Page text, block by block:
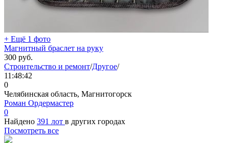
+ Ещё 1 фото
Магнитный браслет на руку
300 руб.
Строительство и ремонт/Другое/
11:48:42
0
Челябинская область, Магнитогорск
Роман Ордермастер
0
Найдено 391 лот в других городах
Посмотреть все